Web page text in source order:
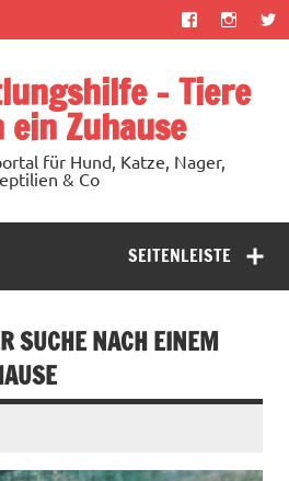
– Tiere
ein Zuhause
für Hund, Katze, Nager,
& Co
SEITENLEISTE
SUCHE NACH EINEM